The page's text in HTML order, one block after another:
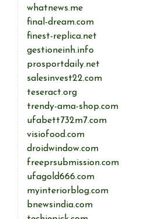
whatnews.me
final-dream.com
finest-replica.net
gestioneinh.info
prosportdaily.net
salesinvest22.com
teseract.org
trendy-ama-shop.com
ufabett732m7.com
visiofood.com
droidwindow.com
freeprsubmission.com
ufagold666.com
myinteriorblog.com
bnewsindia.com